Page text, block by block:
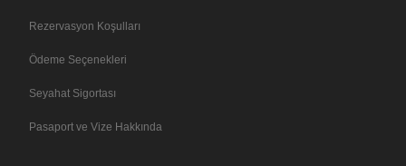
Rezervasyon Koşulları
Ödeme Seçenekleri
Seyahat Sigortası
Pasaport ve Vize Hakkında